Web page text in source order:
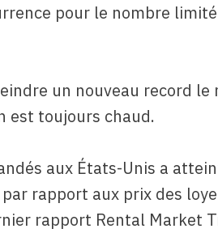
pour le nombre
un nouveau record le
est toujours chaud.
aux États-Unis a
rapport aux prix des
rapport Rental Market